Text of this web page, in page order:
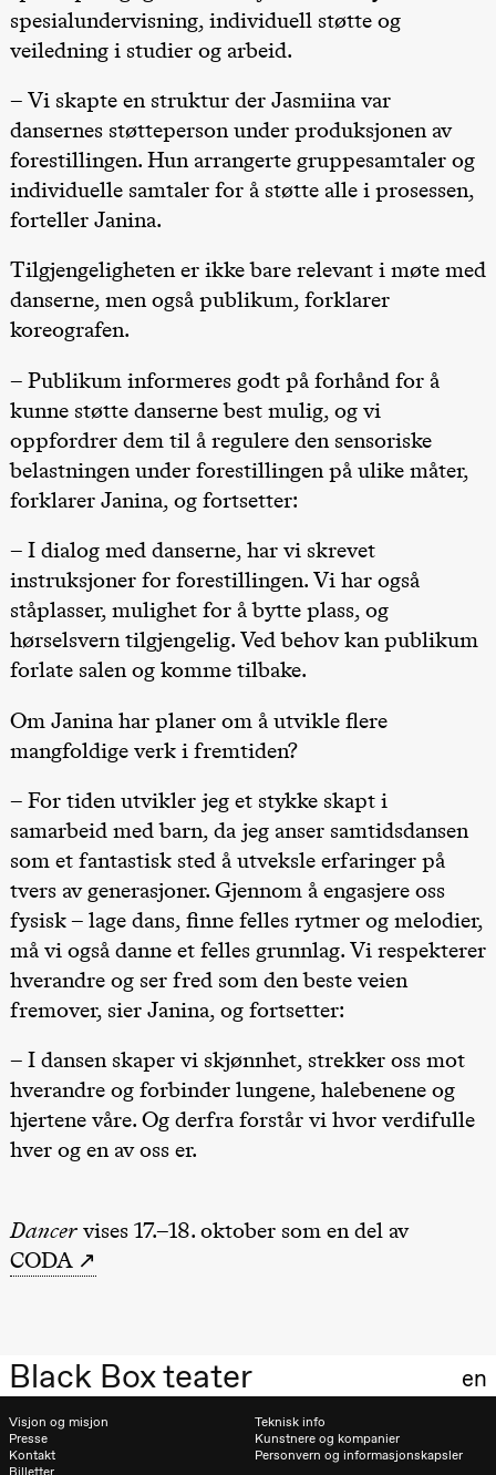
Store scene
(Black Box
teater)
Fredag 25. september
19.00
Rosalind
Goldberg
Ornate
Saturation
Store scene
(Black Box
teater)
Lørdag 26. september
19.00
Rosalind
Goldberg
Ornate
Store scene
teater)
Søndag 27. september
19.00
Rosalind
Goldberg
Saturation
Store scene
(Black Box
teater)
Torsdag 1. oktober
19.00
Lucy &
Josephine
Kylén Collins
& Lærke
Grøntved
Lucky show
(Black Box
teater)
Fredag 2. oktober
19.00
Lucy &
Lucky:
Josephine
Kylén Collins
& Lærke
Grøntved
Lucky show
(Black Box
Lørdag 3. oktober
Josephine
Kylén Collins
& Lærke
Grøntved
19.00
Black Box teater en
spesialundervisning, individuell støtte og
veiledning i studier og arbeid.
– Vi skapte en struktur der Jasmiina var
dansernes støtteperson under produksjonen av
forestillingen. Hun arrangerte gruppesamtaler og
individuelle samtaler for å støtte alle i prosessen,
forteller Janina.
Tilgjengeligheten er ikke bare relevant i møte med
danserne, men også publikum, forklarer
koreografen.
– Publikum informeres godt på forhånd for å
kunne støtte danserne best mulig, og vi
oppfordrer dem til å regulere den sensoriske
belastningen under forestillingen på ulike måter,
forklarer Janina, og fortsetter:
– I dialog med danserne, har vi skrevet
instruksjoner for forestillingen. Vi har også
ståplasser, mulighet for å bytte plass, og
hørselsvern tilgjengelig. Ved behov kan publikum
forlate salen og komme tilbake.
Om Janina har planer om å utvikle flere
mangfoldige verk i fremtiden?
– For tiden utvikler jeg et stykke skapt i
samarbeid med barn, da jeg anser samtidsdansen
som et fantastisk sted å utveksle erfaringer på
tvers av generasjoner. Gjennom å engasjere oss
fysisk – lage dans, finne felles rytmer og melodier,
må vi også danne et felles grunnlag. Vi respekterer
hverandre og ser fred som den beste veien
fremover, sier Janina, og fortsetter:
– I dansen skaper vi skjønnhet, strekker oss mot
hverandre og forbinder lungene, halebenene og
hjertene våre. Og derfra forstår vi hvor verdifulle
hver og en av oss er.
Dancervises 17.–18. oktober som en del av
CODA
Visjon og misjon
Presse
Kontakt
Teknisk info
Kunstnere og kompanier
Personvern og informasjonskapsler